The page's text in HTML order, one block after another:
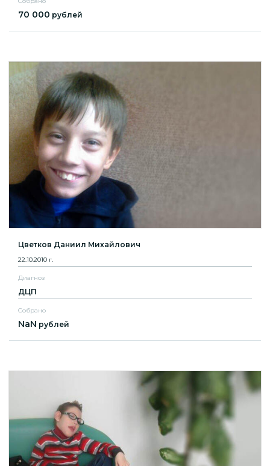
70 000 рублей
Цветков Даниил Михайлович
22.10.2010 г.
Диагноз
ДЦП
Собрано
NaN рублей